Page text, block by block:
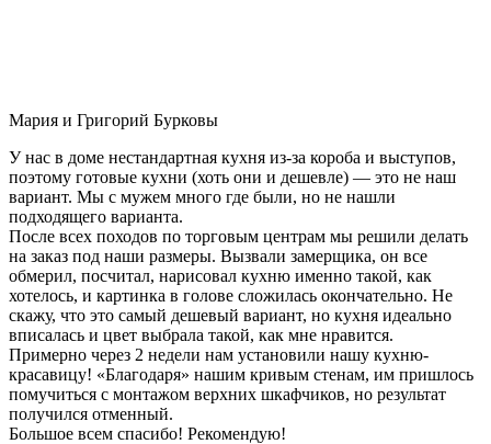
Мария и Григорий Бурковы
У нас в доме нестандартная кухня из-за короба и выступов,
поэтому готовые кухни (хоть они и дешевле) — это не наш
вариант. Мы с мужем много где были, но не нашли
подходящего варианта.
После всех походов по торговым центрам мы решили делать
на заказ под наши размеры. Вызвали замерщика, он все
обмерил, посчитал, нарисовал кухню именно такой, как
хотелось, и картинка в голове сложилась окончательно. Не
скажу, что это самый дешевый вариант, но кухня идеально
вписалась и цвет выбрала такой, как мне нравится.
Примерно через 2 недели нам установили нашу кухню-
красавицу! «Благодаря» нашим кривым стенам, им пришлось
помучиться с монтажом верхних шкафчиков, но результат
получился отменный.
Большое всем спасибо! Рекомендую!